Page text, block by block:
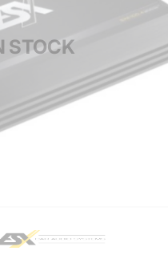
STOCK